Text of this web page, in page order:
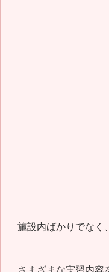
施設内ばかりでなく
さまざまな実習内容